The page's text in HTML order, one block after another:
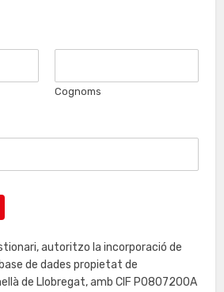
Cognoms
autoritzo la incorporació de
de dades propietat de
de Llobregat, amb CIF P0807200A